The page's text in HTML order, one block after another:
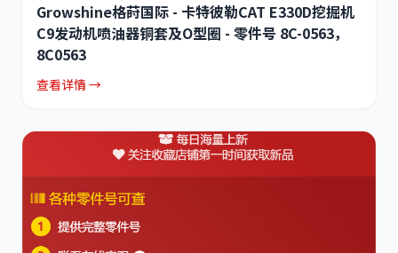
Growshine格莳国际 - 卡特彼勒CAT E330D挖掘机
C9发动机喷油器铜套及O型圈 - 零件号 8C-0563，
8C0563
查看详情 →